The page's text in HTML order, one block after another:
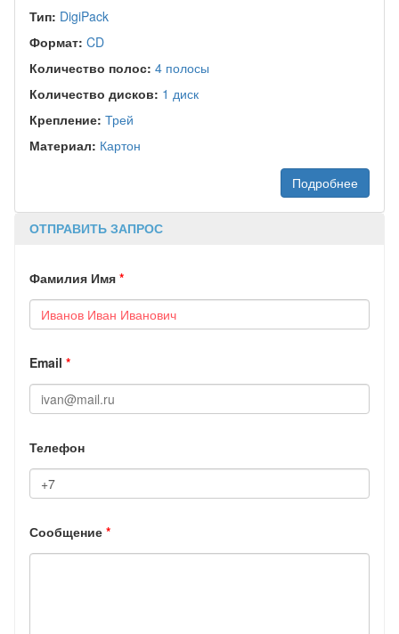
Тип: DigiPack
Формат: CD
Количество полос: 4 полосы
Количество дисков: 1 диск
Крепление: Трей
Материал: Картон
Подробнее
ОТПРАВИТЬ ЗАПРОС
Фамилия Имя *
Email *
Телефон
Сообщение *